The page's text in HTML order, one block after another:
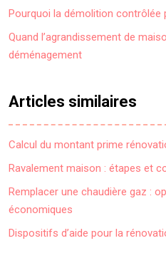
Pourquoi la démolition
Quand l’agrandissement de
déménagement
Articles similaires
Calcul du montant prime
Ravalement maison : étapes et
Remplacer une chaudière gaz :
économiques
Dispositifs d’aide pour la